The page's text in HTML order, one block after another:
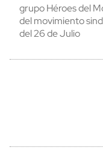
grupo Héroes del
del movimiento
del 26 de Julio